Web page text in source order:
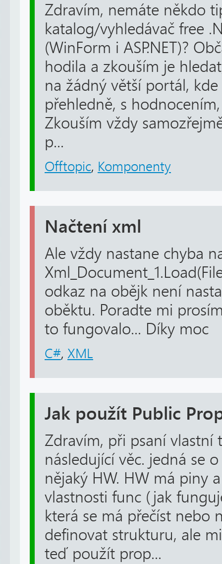
Zdravím, nemáte někdo
katalog/vyhledávač free
(WinForm i ASP.NET)?
hodila a zkouším je
na žádný větší portál,
přehledně, s
Zkouším vždy
p...
Offtopic, Komponenty
Načtení xml
Ale vždy nastane chyba
odkaz na obějk není
oběktu. Poradte mi
to fungovalo... Díky moc
C#, XML
Jak použít Public
Zdravím, při psaní vlastní
následující věc. jedná se
nějaký HW. HW má piny
vlastnosti func (jak
která se má přečíst nebo
definovat strukturu, ale
teď použít prop...